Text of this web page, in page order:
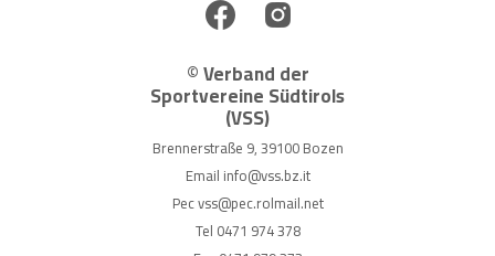
© Verband der
Sportvereine Südtirols
(VSS)
Brennerstraße 9, 39100 Bozen
Email info@vss.bz.it
Pecvss@pec.rolmail.net
Tel 0471 974 378